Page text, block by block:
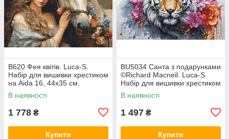
B620 Фея квітів. Luca-S.
Набір для вишивки хрестиком
на Aida 16, 44х35 см.
В наявності
1 778 ₴
Купити
BU5034 Санта з подарунками
©Richard Macneil. Luca-S.
Набір для вишивки хрестиком
В наявності
1 497 ₴
Купити